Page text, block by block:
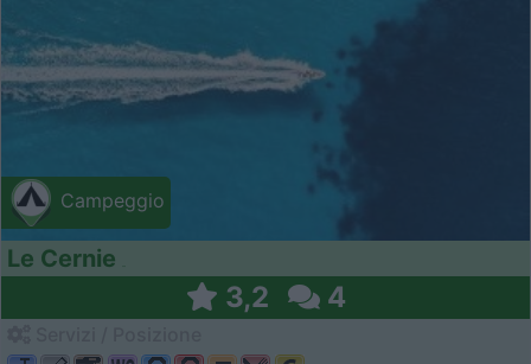
Campeggio
Le Cernie
3,2 4